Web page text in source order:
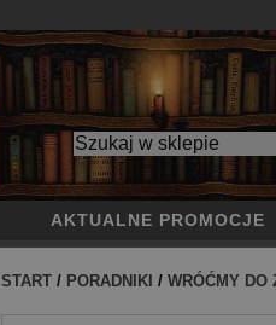
AKTUALNE PROMOCJE
START / PORADNIKI / WRÓĆMY DO